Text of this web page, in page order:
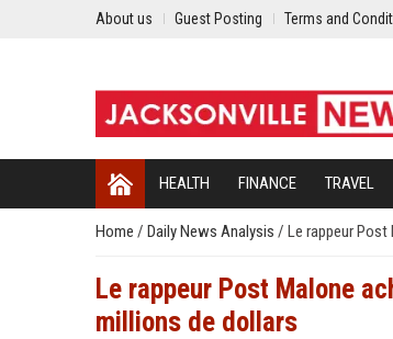
About us Guest Posting Terms and
HEALTH FINANCE TRAVEL
Home / Daily News Analysis / Le rappeur Post
Le rappeur Post Malone
millions de dollars